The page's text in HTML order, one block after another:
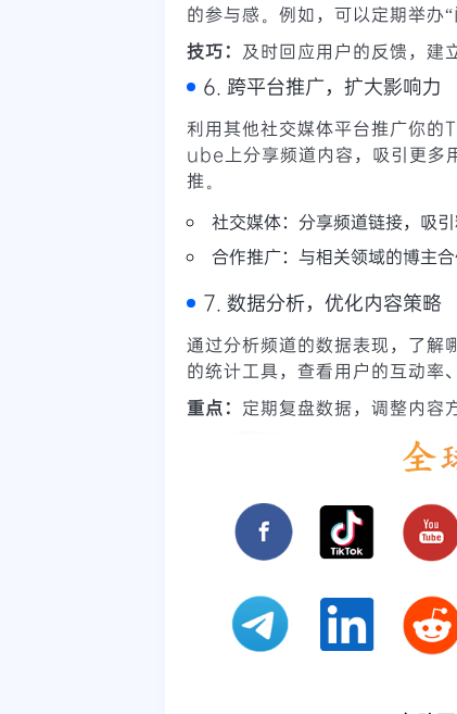
的参与感。例如，可以定期举办
技巧： 及时回应用户的反馈，建
6. 跨平台推广，扩大影响力
利用其他社交媒体平台推广
ube上分享频道内容，吸引更多
推。
社交媒体：分享频道链接，吸引
合作推广：与相关领域的博主合
7. 数据分析，优化内容策略
通过分析频道的数据表现，了
的统计工具，查看用户的互动率
重点： 定期复盘数据，调整内容